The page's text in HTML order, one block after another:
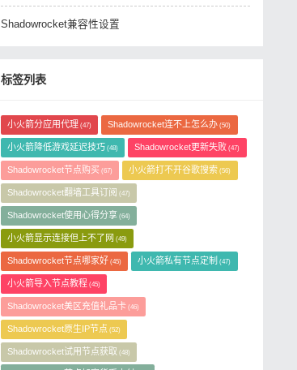
Shadowrocket兼容性设置
标签列表
小火箭分应用代理(47) Shadowrocket连不上怎么办 (50)
小火箭降低游戏延迟技巧(48) Shadowrocket更新失败 (47)
Shadowrocket节点购买(67) 小火箭打不开谷歌搜索 (56)
Shadowrocket翻墙工具订阅 (47)
Shadowrocket使用心得分享(64)
小火箭显示连接但上不了网 (49)
Shadowrocket节点哪家好(45) 小火箭私有节点定制 (47)
小火箭导入节点教程(45)
Shadowrocket美区充值礼品卡(46)
Shadowrocket原生IP节点 (52)
Shadowrocket试用节点获取 (48)